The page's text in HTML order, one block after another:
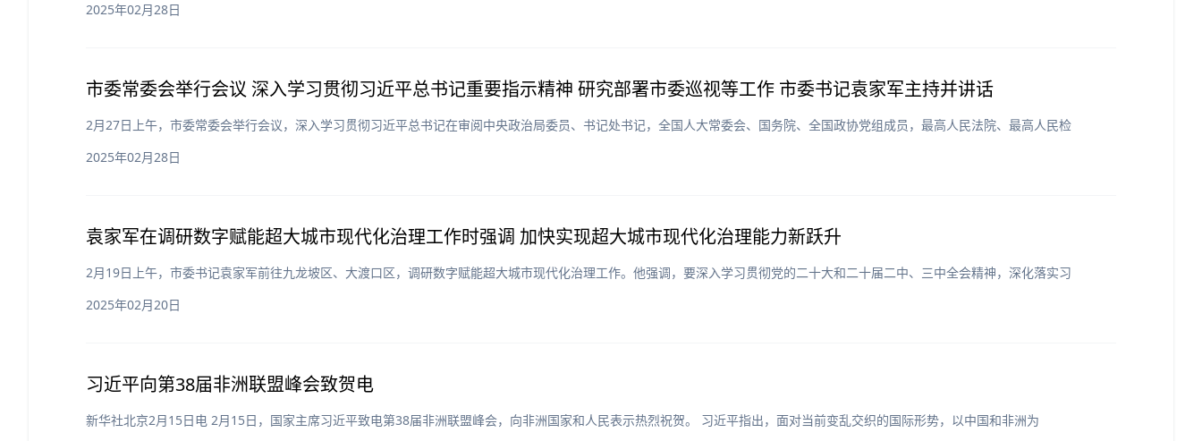
2025年02月28日
市委常委会举行会议 深入学习贯彻习近平总书记重要指示精神 研究部署市委巡视等工作 市委书记袁家军主持并讲话
2月27日上午，市委常委会举行会议，深入学习贯彻习近平总书记在审阅中央政治局委员、书记处书记，全国人大常委会、国务院、全国政协党组成员，最高人民法院、最高人民检
2025年02月28日
袁家军在调研数字赋能超大城市现代化治理工作时强调 加快实现超大城市现代化治理能力新跃升
2月19日上午，市委书记袁家军前往九龙坡区、大渡口区，调研数字赋能超大城市现代化治理工作。他强调，要深入学习贯彻党的二十大和二十届二中、三中全会精神，深化落实习
2025年02月20日
习近平向第38届非洲联盟峰会致贺电
新华社北京2月15日电 2月15日，国家主席习近平致电第38届非洲联盟峰会，向非洲国家和人民表示热烈祝贺。 习近平指出，面对当前变乱交织的国际形势，以中国和非洲为